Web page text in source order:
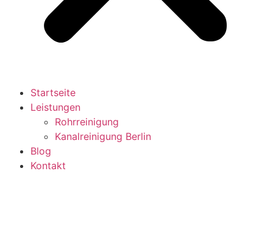
Startseite
Leistungen
Rohrreinigung
Kanalreinigung Berlin
Blog
Kontakt